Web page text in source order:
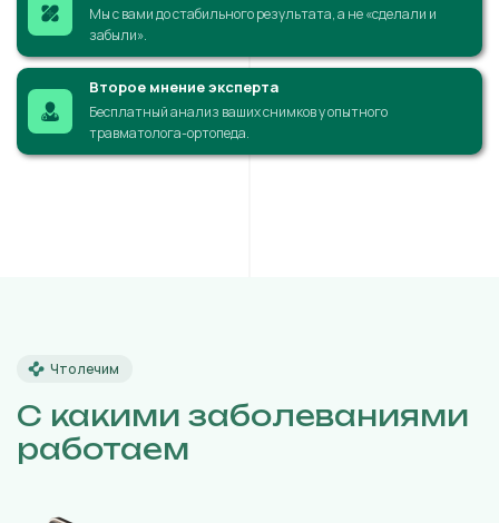
Мы с вами до стабильного результата, а не «сделали и
забыли».
Второе мнение эксперта
Бесплатный анализ ваших снимков у опытного
травматолога-ортопеда.
Что лечим
С какими заболеваниями
работаем